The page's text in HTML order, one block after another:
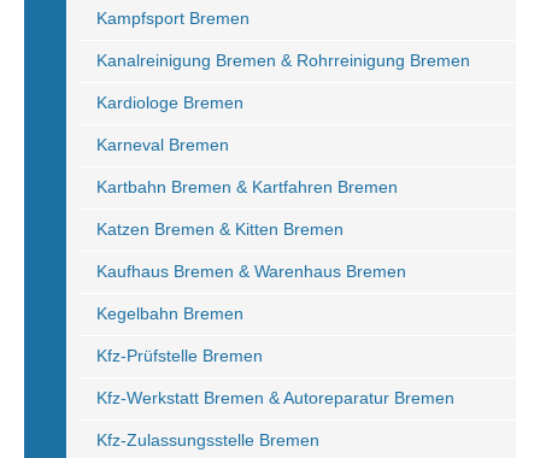
Kampfsport Bremen
Kanalreinigung Bremen & Rohrreinigung Bremen
Kardiologe Bremen
Karneval Bremen
Kartbahn Bremen & Kartfahren Bremen
Katzen Bremen & Kitten Bremen
Kaufhaus Bremen & Warenhaus Bremen
Kegelbahn Bremen
Kfz-Prüfstelle Bremen
Kfz-Werkstatt Bremen & Autoreparatur Bremen
Kfz-Zulassungsstelle Bremen